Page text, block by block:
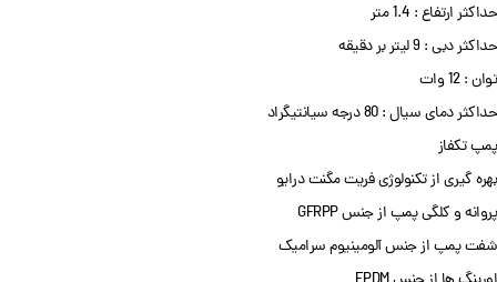
حداکثر ارتفاع : 1.4 متر
حداکثر دبی : 9 لیتر بر دقیقه
توان : 12 وات
حداکثر دمای سیال : 80 درجه سیانتیگراد
پمپ تکفاز
بهره گیری از تکنولوژی فریت مگنت درایو
پروانه و کلگی پمپ از جنس GFRPP
شفت پمپ از جنس آلومینیوم سرامیک